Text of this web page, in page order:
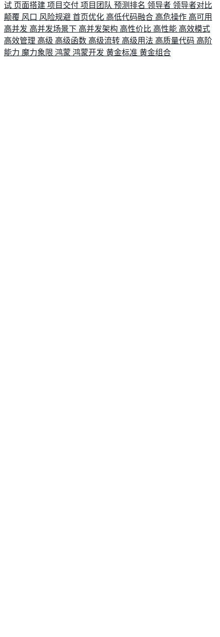
试 页面搭建 项目交付 项目团队 预测排名 领导者 领导者对比
颠覆 风口 风险规避 首页优化 高低代码融合 高危操作 高可用
高并发 高并发场景下 高并发架构 高性价比 高性能 高效模式
高效管理 高级 高级函数 高级流转 高级用法 高质量代码 高阶
能力 魔力象限 鸿蒙 鸿蒙开发 黄金标准 黄金组合